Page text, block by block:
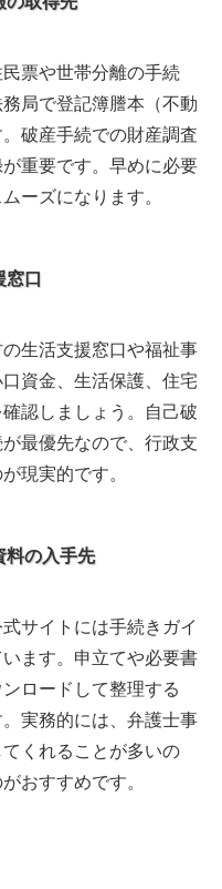
票や世帯分離の手続
局で登記簿謄本（不動
破産手続での財産調査
重要です。早めに必要
ーズになります。
窓口
生活支援窓口や福祉事
資金、生活保護、住宅
認しましょう。自己破
最優先なので、行政支
現実的です。
料の入手先
サイトには手続きガイ
ます。申立てや必要書
ロードして整理する
実務的には、弁護士事
くれることが多いの
おすすめです。